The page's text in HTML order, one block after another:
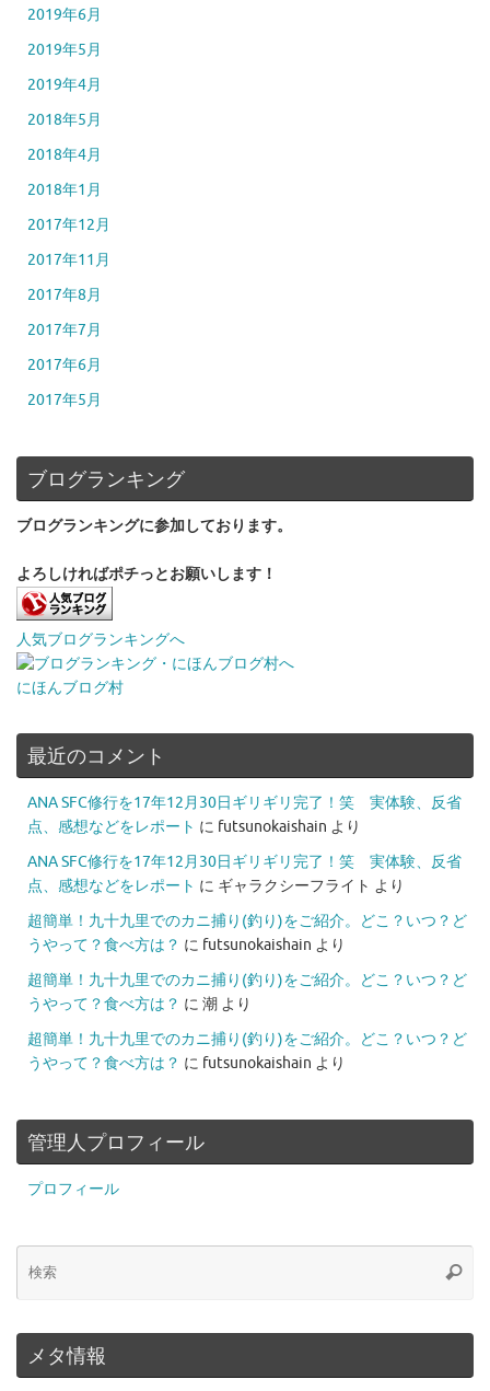
2019年6月
2019年5月
2019年4月
2018年5月
2018年4月
2018年1月
2017年12月
2017年11月
2017年8月
2017年7月
2017年6月
2017年5月
ブログランキング
ブログランキングに参加しております。
よろしければポチっとお願いします！
人気ブログランキングへ
にほんブログ村
最近のコメント
ANA SFC修行を17年12月30日ギリギリ完了！笑 実体験、反省
点、感想などをレポート に futsunokaishain より
ANA SFC修行を17年12月30日ギリギリ完了！笑 実体験、反省
点、感想などをレポート に ギャラクシーフライト より
超簡単！九十九里でのカニ捕り(釣り)をご紹介。どこ？いつ？ど
うやって？食べ方は？ に futsunokaishain より
超簡単！九十九里でのカニ捕り(釣り)をご紹介。どこ？いつ？ど
うやって？食べ方は？ に 潮 より
超簡単！九十九里でのカニ捕り(釣り)をご紹介。どこ？いつ？ど
うやって？食べ方は？ に futsunokaishain より
管理人プロフィール
プロフィール
メタ情報